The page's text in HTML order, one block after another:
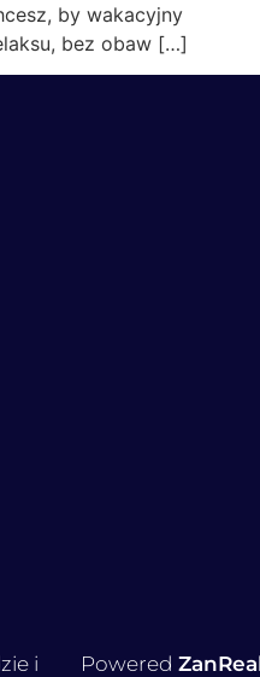
by wakacyjny
bez obaw […]
i
Powered